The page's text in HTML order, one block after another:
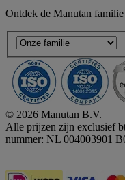
Ontdek de Manutan familie
© 2026 Manutan B.V.
Alle prijzen zijn exclusief
nummer: NL 004003901